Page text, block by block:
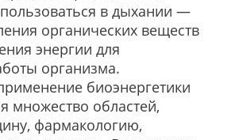
в дыхании —
органических веществ
энергии для
организма.
биоэнергетики
множество областей,
фармакологию,